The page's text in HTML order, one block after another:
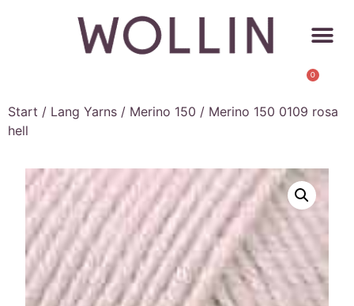
0
Start / Lang Yarns / Merino 150 / Merino 150 0109 rosa
hell